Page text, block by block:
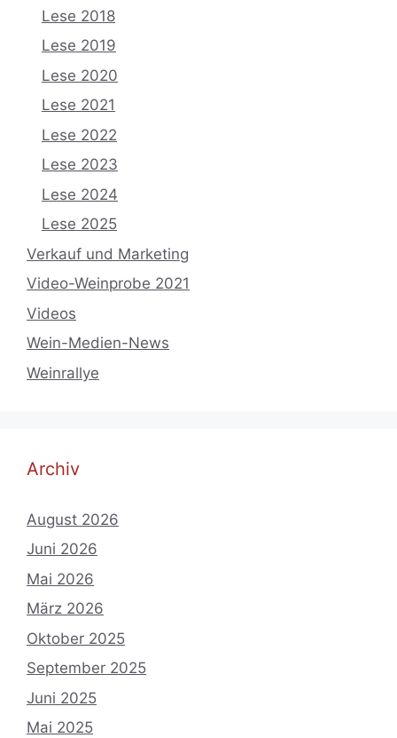
Lese 2018
Lese 2019
Lese 2020
Lese 2021
Lese 2022
Lese 2023
Lese 2024
Lese 2025
Verkauf und Marketing
Video-Weinprobe 2021
Videos
Wein-Medien-News
Weinrallye
Archiv
August 2026
Juni 2026
Mai 2026
März 2026
Oktober 2025
September 2025
Juni 2025
Mai 2025